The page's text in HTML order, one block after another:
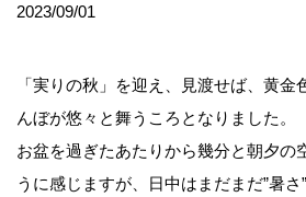
2023/09/01
「実りの秋」を迎え、見渡せば、黄金
んぼが悠々と舞うころとなりました。
お盆を過ぎたあたりから幾分と朝夕の
うに感じますが、日中はまだまだ”暑さ